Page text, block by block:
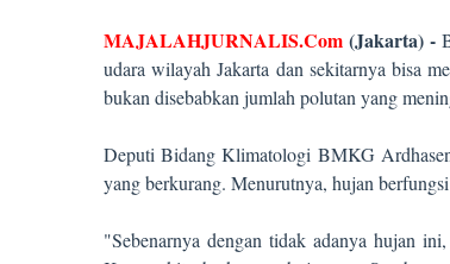
MAJALAHJURNALIS.Com (Jakarta) -
udara wilayah Jakarta dan sekitarnya bisa
bukan disebabkan jumlah polutan yang
Deputi Bidang Klimatologi BMKG
yang berkurang. Menurutnya, hujan
"Sebenarnya dengan tidak adanya hujan